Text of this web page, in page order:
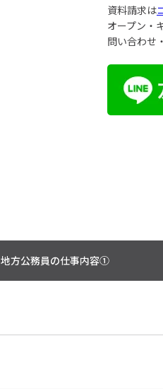
資料請求は
オープン・
問い合わせ
地方公務員の仕事内容①